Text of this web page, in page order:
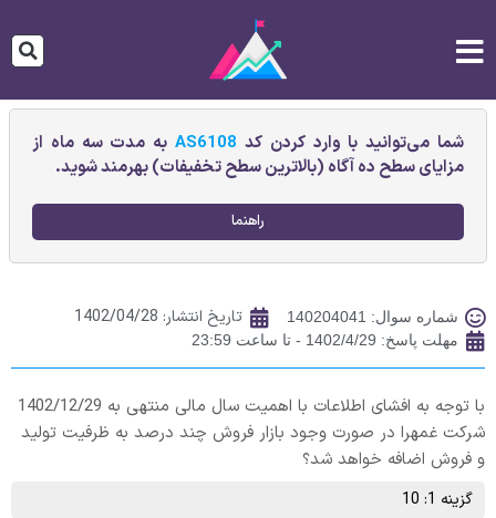
شما می‌توانید با وارد کردن کد AS6108به مدت سه ماه از
مزایای سطح ده آگاه (بالاترین سطح تخفیفات) بهرمند شوید.
راهنما
شماره سوال: 140204041 تاریخ انتشار: 1402/04/28
مهلت پاسخ: 1402/4/29 - تا ساعت 23:59
با توجه به افشای اطلاعات با اهمیت سال مالی منتهی به 1402/12/29
شرکت غمهرا در صورت وجود بازار فروش چند درصد به ظرفیت تولید
و فروش اضافه خواهد شد؟
گزینه 1: 10